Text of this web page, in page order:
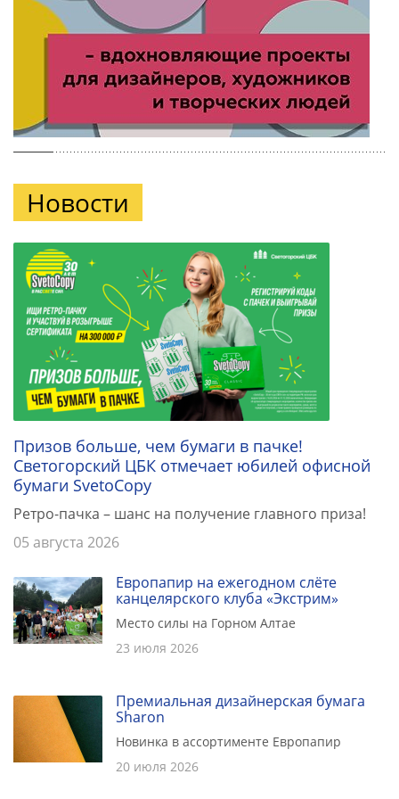
Новости
Призов больше, чем бумаги в пачке!
Светогорский ЦБК отмечает юбилей офисной
бумаги SvetoCopy
Ретро-пачка – шанс на получение главного приза!
05 августа 2026
Европапир на ежегодном слёте
канцелярского клуба «Экстрим»
Место силы на Горном Алтае
23 июля 2026
Премиальная дизайнерская бумага
Sharon
Новинка в ассортименте Европапир
20 июля 2026